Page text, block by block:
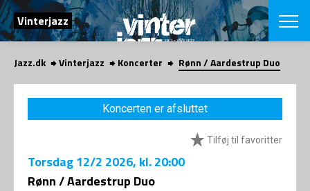
SØG
Vinterjazz
English
VÆLG
COPENHAGEN
Jazz.dk Vinterjazz Koncerter Rønn / Aardestrup Duo
Koncerten er afsluttet
Tilføj til favoritter
Torsdag12/2 2026, kl. 20:00
Rønn / Aardestrup Duo